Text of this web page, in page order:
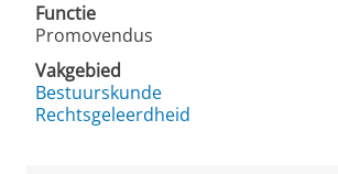
Functie
Promovendus
Vakgebied
Bestuurskunde
Rechtsgeleerdheid